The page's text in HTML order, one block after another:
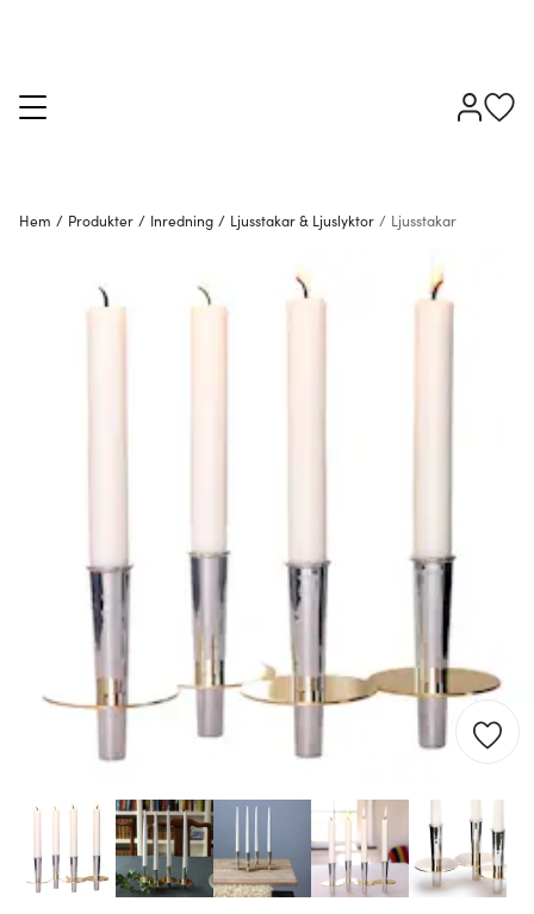
Hem / Produkter / Inredning / Ljusstakar & Ljuslyktor / Ljusstakar